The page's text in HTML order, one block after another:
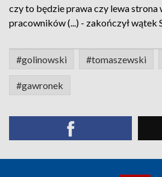
czy to będzie prawa czy lewa strona
pracowników (...) - zakończył wątek
#golinowski #tomaszewski
#gawronek